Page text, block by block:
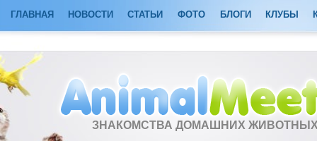
ГЛАВНАЯ НОВОСТИ СТАТЬИ ФОТО БЛОГИ КЛУБЫ
ЗНАКОМСТВА ДОМАШНИХ